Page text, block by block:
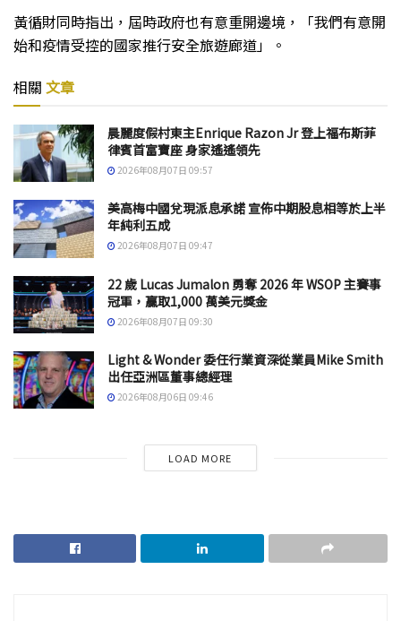
黃循財同時指出，屆時政府也有意重開邊境，「我們有意開
始和疫情受控的國家推行安全旅遊廊道」。
相關 文章
晨麗度假村東主Enrique Razon Jr 登上福布斯菲
律賓首富寶座 身家遙遙領先
2026年08月07日 09:57
美高梅中國兌現派息承諾 宣佈中期股息相等於上半
年純利五成
2026年08月07日 09:47
22 歲 Lucas Jumalon 勇奪 2026 年 WSOP 主賽事
冠軍，贏取1,000 萬美元獎金
2026年08月07日 09:30
Light & Wonder 委任行業資深從業員Mike Smith
出任亞洲區董事總經理
2026年08月06日 09:46
LOAD MORE